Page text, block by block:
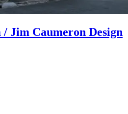
Jim Caumeron Design